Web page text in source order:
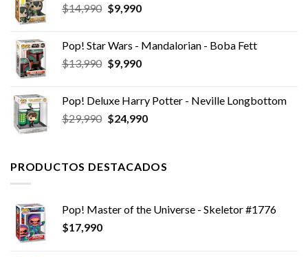
$14,990 El
era:
$14,990.
$9,990El
es:
$9,990.
Pop! Star Wars - Mandalorian - Boba Fett
$13,990 El
era:
$13,990.
$9,990El
es:
$9,990.
Pop! Deluxe Harry Potter - Neville Longbottom
$29,990 El
era:
$29,990.
$24,990El
es:
$24,990.
PRODUCTOS DESTACADOS
Pop! Master of the Universe - Skeletor #1776
$17,990